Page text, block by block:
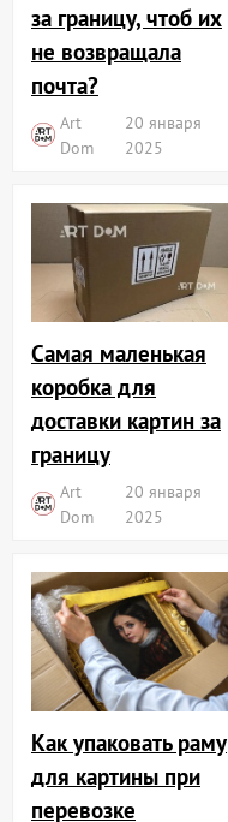
за границу, чтоб их
не возвращала
почта?
Art
Dom
20 января
2025
Самая маленькая
коробка для
доставки картин за
границу
Art
Dom
20 января
2025
Как упаковать раму
для картины при
перевозке